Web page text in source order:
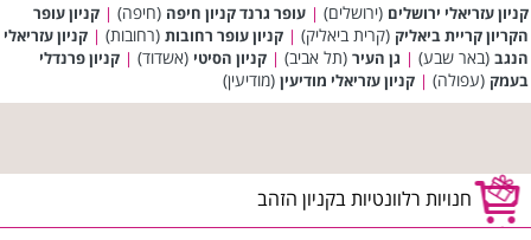
קניון עזריאלי ירושלים (ירושלים) | עופר גרנד קניון חיפה (חיפה) | קניון עופר
הקריון קריית ביאליק (קרית ביאליק) | קניון עופר רחובות (רחובות) | קניון עזריאלי
הנגב (באר שבע) | גן העיר (תל אביב) | קניון הסיטי (אשדוד) | קניון פרנדלי
בעמק (עפולה) | קניון עזריאלי מודיעין (מודיעין)
חנויות רלוונטיות בקניון הזהב